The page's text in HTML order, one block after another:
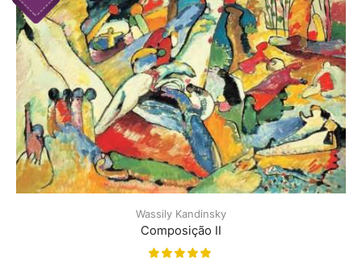
Wassily Kandinsky
Composição II